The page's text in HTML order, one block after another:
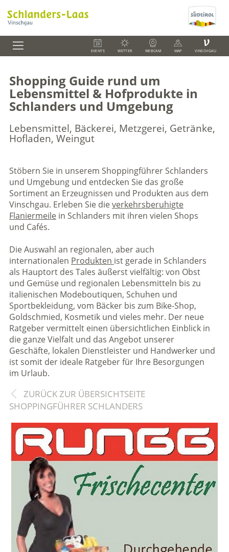
EVENTS WETTER WEBCAM MAP
V
VINSCHGAU
Shopping Guide rund um
Lebensmittel & Hofprodukte in
Schlanders und Umgebung
Lebensmittel, Bäckerei, Metzgerei, Getränke,
Hofladen, Weingut
Stöbern Sie in unserem Shoppingführer Schlanders
und Umgebung und entdecken Sie das große
Sortiment an Erzeugnissen und Produkten aus dem
Vinschgau. Erleben Sie dieverkehrsberuhigte
Flaniermeilein Schlanders mit ihren vielen Shops
und Cafés.
Die Auswahl an regionalen, aber auch
internationalen Produkten ist gerade in Schlanders
als Hauptort des Tales äußerst vielfältig: von Obst
und Gemüse und regionalen Lebensmitteln bis zu
italienischen Modeboutiquen, Schuhen und
Sportbekleidung, vom Bäcker bis zum Bike-Shop,
Goldschmied, Kosmetik und vieles mehr. Der neue
Ratgeber vermittelt einen übersichtlichen Einblick in
die ganze Vielfalt und das Angebot unserer
Geschäfte, lokalen Dienstleister und Handwerker und
ist somit der ideale Ratgeber für Ihre Besorgungen
im Urlaub.
ZURÜCK ZUR ÜBERSICHTSEITE
SHOPPINGFÜHRER SCHLANDERS